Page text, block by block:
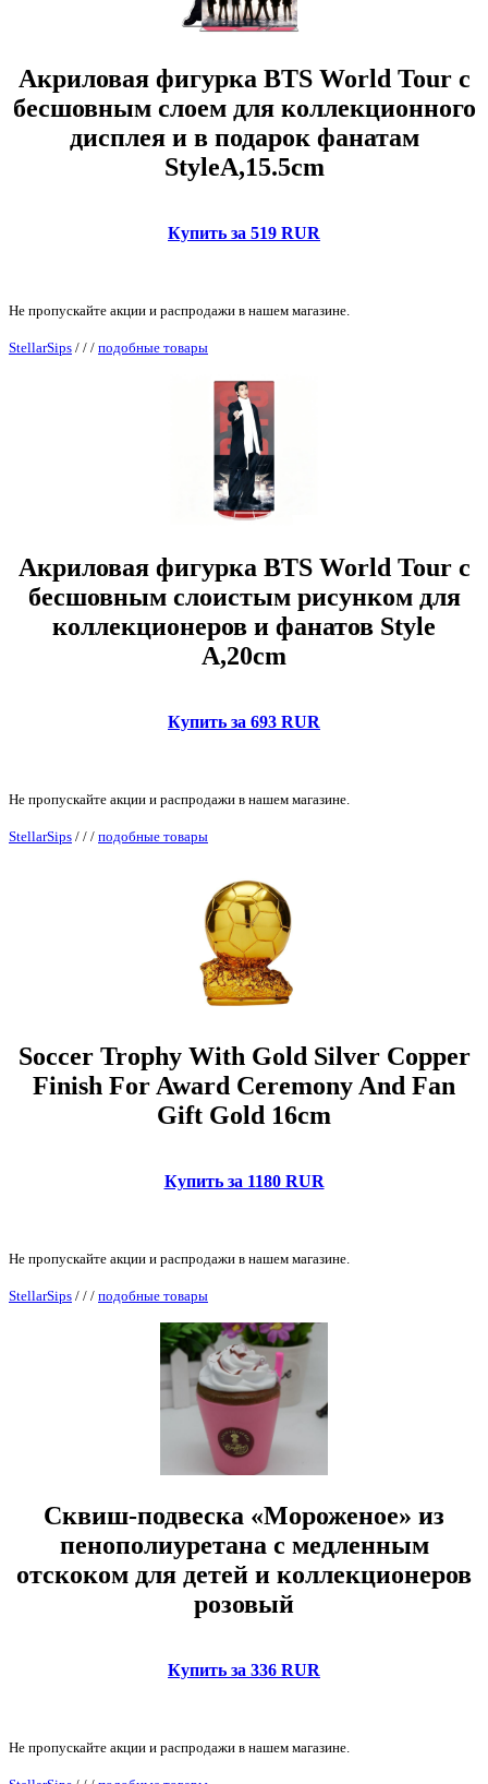
Акриловая фигурка BTS World Tour с
бесшовным слоем для коллекционного
дисплея и в подарок фанатам
StyleA,15.5cm
Купить за 519 RUR
Не пропускайте акции и распродажи в нашем магазине.
StellarSips / / / подобные товары
Акриловая фигурка BTS World Tour с
бесшовным слоистым рисунком для
коллекционеров и фанатов Style
A,20cm
Купить за 693 RUR
Не пропускайте акции и распродажи в нашем магазине.
StellarSips / / / подобные товары
Soccer Trophy With Gold Silver Copper
Finish For Award Ceremony And Fan
Gift Gold 16cm
Купить за 1180 RUR
Не пропускайте акции и распродажи в нашем магазине.
StellarSips / / / подобные товары
Сквиш-подвеска «Мороженое» из
пенополиуретана с медленным
отскоком для детей и коллекционеров
розовый
Купить за 336 RUR
Не пропускайте акции и распродажи в нашем магазине.